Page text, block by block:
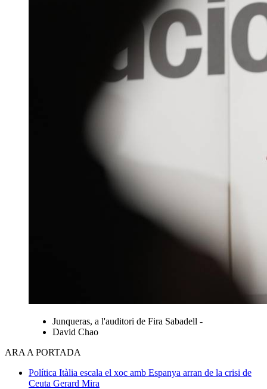
Junqueras, a l'auditori de Fira Sabadell -
David Chao
ARA A PORTADA
Política Itàlia escala el xoc amb Espanya arran de la crisi de
Ceuta Gerard Mira